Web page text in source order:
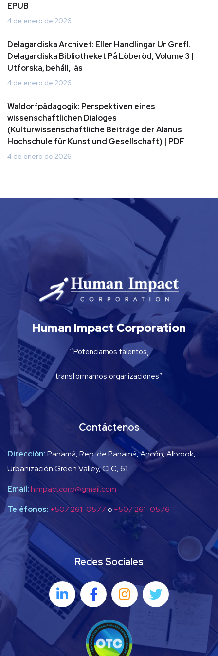
EPUB
4 de enero de 2026
Delagardiska Archivet: Eller Handlingar Ur Grefl.
Delagardiska Bibliotheket På Löberöd, Volume 3 |
Utforska, behåll, läs
4 de enero de 2026
Waldorfpädagogik: Perspektiven eines
wissenschaftlichen Dialoges
(Kulturwissenschaftliche Beiträge der Alanus
Hochschule für Kunst und Gesellschaft) | PDF
4 de enero de 2026
Human Impact Corporation
“Potenciamos talentos,
transformamos organizaciones”
Contáctenos
Dirección:Panamá, Rep. de Panamá, Ancón, Albrook,
Urbanización Green Valley, Cl C, 61
Email:himpactcorp@gmail.com
Teléfonos: +507 261-0577o +507 261-0576
Redes Sociales